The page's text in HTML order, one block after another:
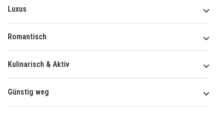
Luxus
Romantisch
Kulinarisch & Aktiv
Günstig weg